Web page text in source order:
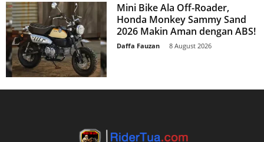
Mini Bike Ala Off-Roader,
Honda Monkey Sammy Sand
2026 Makin Aman dengan ABS!
Daffa Fauzan 8 August 2026